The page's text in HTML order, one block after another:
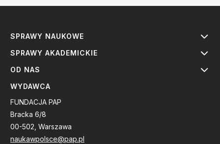
SPRAWY NAUKOWE
SPRAWY AKADEMICKIE
OD NAS
WYDAWCA
FUNDACJA PAP
Bracka 6/8
00-502, Warszawa
naukawpolsce@pap.pl